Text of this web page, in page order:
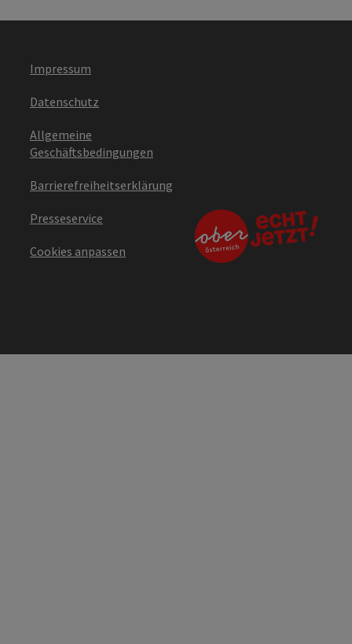
Impressum
Datenschutz
Allgemeine
Geschäftsbedingungen
Barrierefreiheitserklärung
Presseservice
Cookies anpassen